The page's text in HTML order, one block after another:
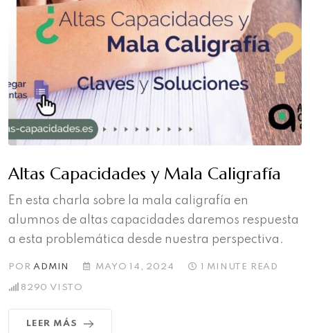
Altas Capacidades y Mala Caligrafía
En esta charla sobre la mala caligrafía en
alumnos de altas capacidades daremos respuesta
a esta problemática desde nuestra perspectiva.
PORADMIN MAYO 14, 2024 1 MINUTE READ
8290 VISTO
LEER MÁS